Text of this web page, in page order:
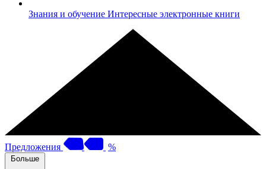
Знания и обучение Интересные электронные книги
Предложения %
Больше